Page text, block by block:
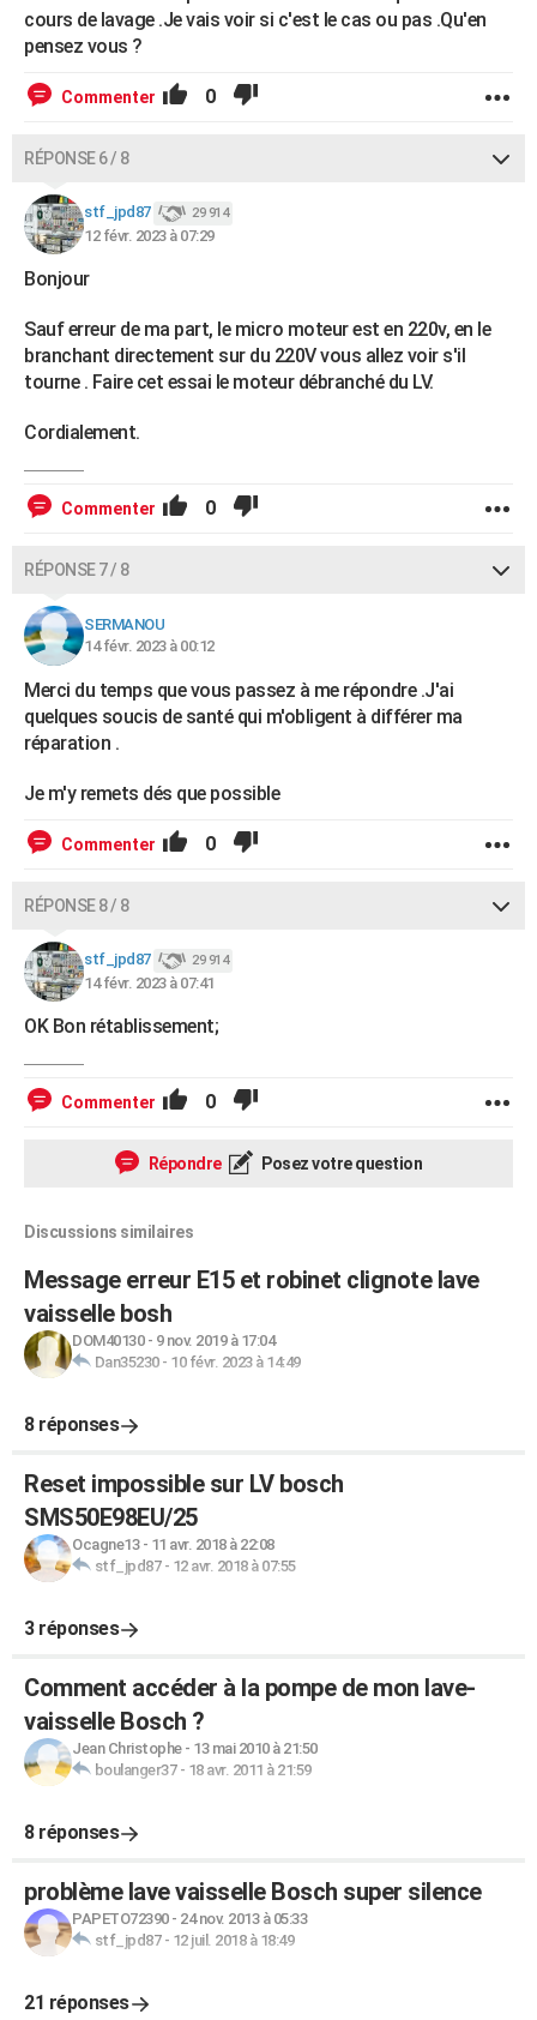
cours de lavage .Je vais voir si c'est le cas ou pas .Qu'en
pensez vous ?
Commenter 0
RÉPONSE 6 / 8
stf_jpd87 29 914
12 févr. 2023 à 07:29
Bonjour
Sauf erreur de ma part, le micro moteur est en 220v, en le
branchant directement sur du 220V vous allez voir s'il
tourne . Faire cet essai le moteur débranché du LV.
Cordialement.
Commenter 0
RÉPONSE 7 / 8
SERMANOU
14 févr. 2023 à 00:12
Merci du temps que vous passez à me répondre .J'ai
quelques soucis de santé qui m'obligent à différer ma
réparation .
Je m'y remets dés que possible
Commenter 0
RÉPONSE 8 / 8
stf_jpd87 29 914
14 févr. 2023 à 07:41
OK Bon rétablissement;
Commenter 0
Répondre Posez votre question
Discussions similaires
Message erreur E15 et robinet clignote lave
vaisselle bosh
DOM40130- 9 nov. 2019 à 17:04
Dan35230- 10 févr. 2023 à 14:49
8 réponses
Reset impossible sur LV bosch
SMS50E98EU/25
Ocagne13- 11 avr. 2018 à 22:08
stf_jpd87- 12 avr. 2018 à 07:55
3 réponses
Comment accéder à la pompe de mon lave-
vaisselle Bosch ?
Jean Christophe- 13 mai 2010 à 21:50
boulanger37- 18 avr. 2011 à 21:59
8 réponses
problème lave vaisselle Bosch super silence
PAPETO72390- 24 nov. 2013 à 05:33
stf_jpd87- 12 juil. 2018 à 18:49
21 réponses